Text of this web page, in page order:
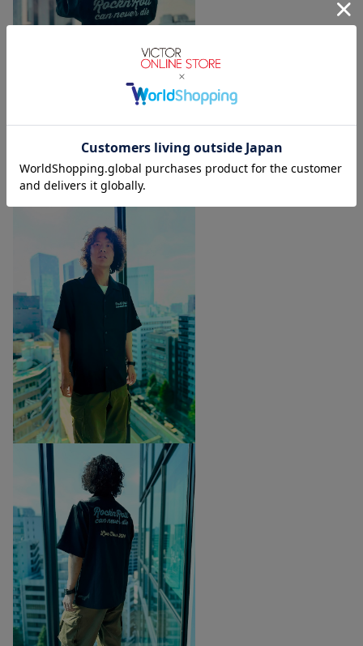
身長157cm Mサイズ着用